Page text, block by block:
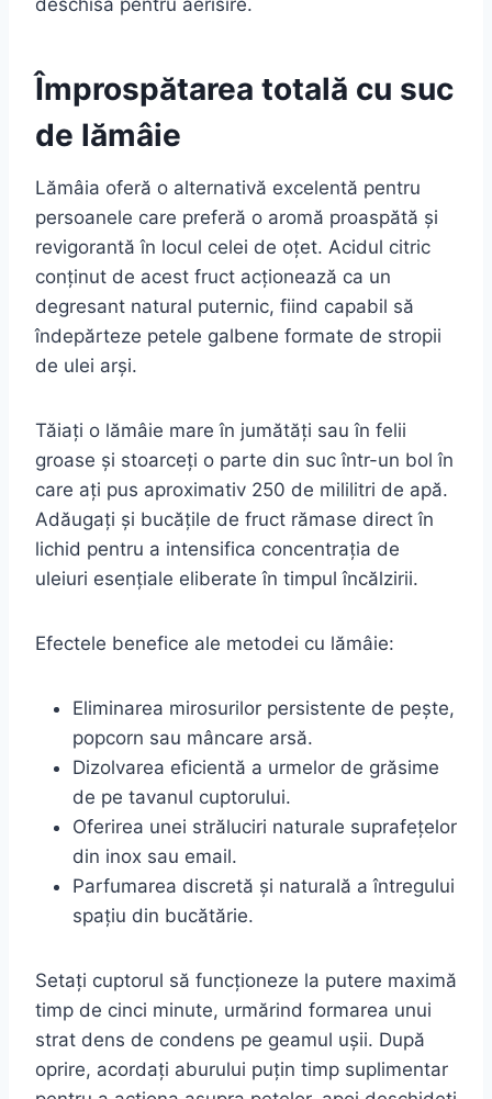
deschisă pentru aerisire.
Împrospătarea totală cu suc
de lămâie
Lămâia oferă o alternativă excelentă pentru
persoanele care preferă o aromă proaspătă și
revigorantă în locul celei de oțet. Acidul citric
conținut de acest fruct acționează ca un
degresant natural puternic, fiind capabil să
îndepărteze petele galbene formate de stropii
de ulei arși.
Tăiați o lămâie mare în jumătăți sau în felii
groase și stoarceți o parte din suc într-un bol în
care ați pus aproximativ 250 de mililitri de apă.
Adăugați și bucățile de fruct rămase direct în
lichid pentru a intensifica concentrația de
uleiuri esențiale eliberate în timpul încălzirii.
Efectele benefice ale metodei cu lămâie:
Eliminarea mirosurilor persistente de pește,
popcorn sau mâncare arsă.
Dizolvarea eficientă a urmelor de grăsime
de pe tavanul cuptorului.
Oferirea unei străluciri naturale suprafețelor
din inox sau email.
Parfumarea discretă și naturală a întregului
spațiu din bucătărie.
Setați cuptorul să funcționeze la putere maximă
timp de cinci minute, urmărind formarea unui
strat dens de condens pe geamul ușii. După
oprire, acordați aburului puțin timp suplimentar